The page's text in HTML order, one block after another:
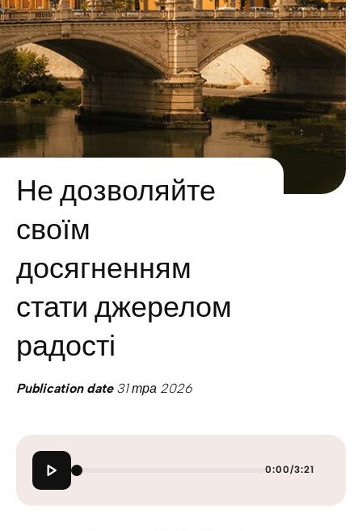
Не дозволяйте
своїм
досягненням
стати джерелом
радості
Publication date31 тра 2026
0:00/3:21